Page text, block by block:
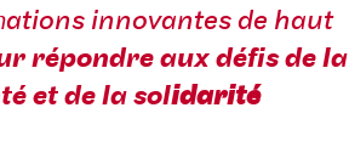
ations innovantes de haut
répondre aux défis de la
et de la solidarité